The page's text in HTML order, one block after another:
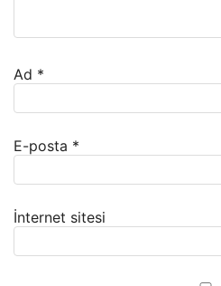
Ad *
E-posta *
İnternet sitesi